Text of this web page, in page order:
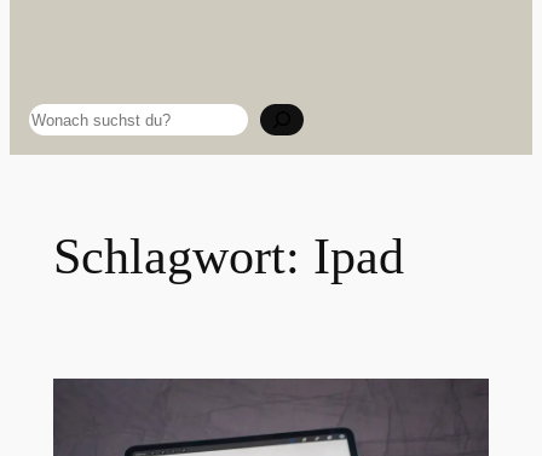
Suchen
Schlagwort: Ipad